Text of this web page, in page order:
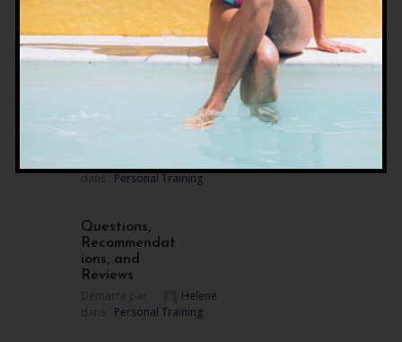
Fitness
Stories
Démarré par :
Helene
dans :Personal Training
dans :Personal Training
Questions,
Recommendat
ions, and
Reviews
Démarré par :
Helene
dans : Personal Training